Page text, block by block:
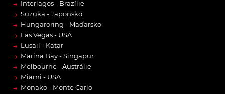
→ Interlagos - Brazílie
→ Suzuka - Japonsko
→ Hungaroring - Maďarsko
→ Las Vegas - USA
→ Lusail - Katar
→ Marina Bay - Singapur
→ Melbourne - Austrálie
→ Miami - USA
→ Monako - Monte Carlo